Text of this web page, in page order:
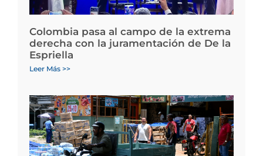
Colombia pasa al campo de la extrema
derecha con la juramentación de De la
Espriella
Leer Más >>